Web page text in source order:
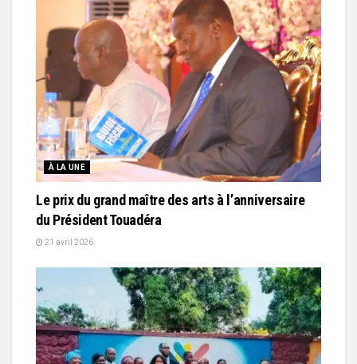
À LA UNE
Le prix du grand maître des arts à l’anniversaire
du Président Touadéra
21 avril 2026